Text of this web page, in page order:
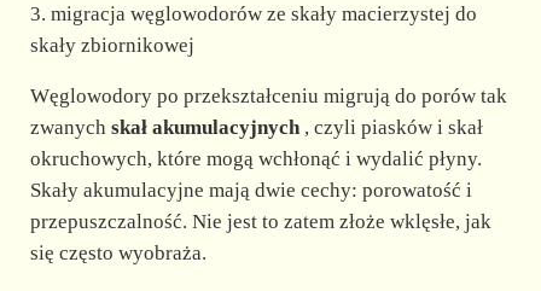
3. migracja węglowodorów ze skały macierzystej do
skały zbiornikowej
Węglowodory po przekształceniu migrują do porów tak
zwanych skał akumulacyjnych, czyli piasków i skał
okruchowych, które mogą wchłonąć i wydalić płyny.
Skały akumulacyjne mają dwie cechy: porowatość i
przepuszczalność. Nie jest to zatem złoże wklęsłe, jak
się często wyobraża.